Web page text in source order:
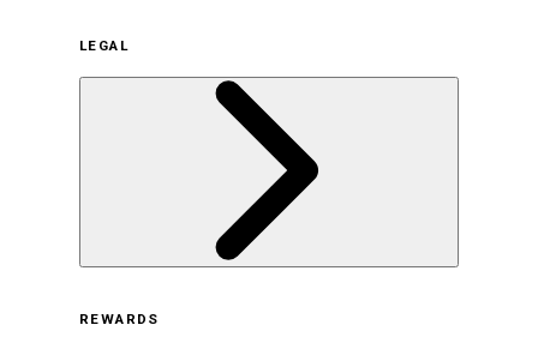
サステナビリティの取り組み（日本）
サステナビリティの取り組み（米国/英語）
ヒストリー
採用情報
LEGAL
REWARDS